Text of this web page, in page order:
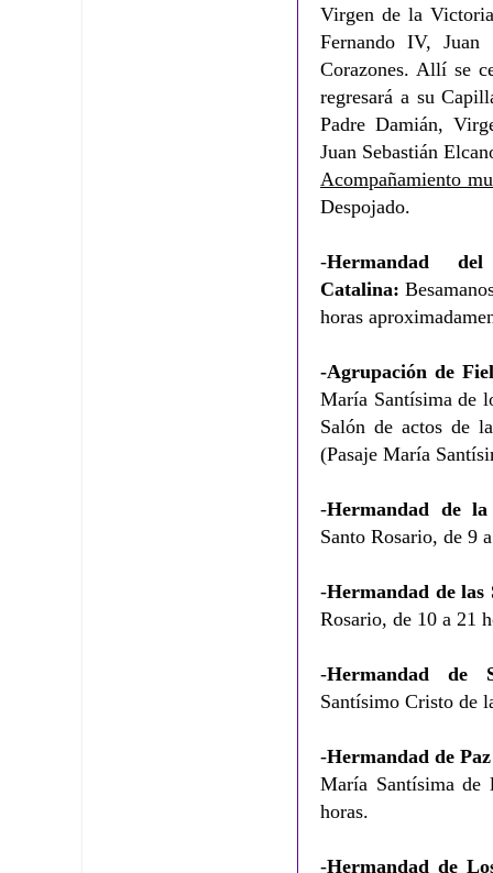
Virgen de la
Fernando IV, Juan
Corazones. Allí se
regresará a su
Padre Damián,
Juan Sebastián
Acompañamiento
Despojado.
-Hermandad
Catalina:
horas
-Agrupación de
María Santísima de
Salón de actos de
(Pasaje María
-Hermandad de
Santo Rosario, de 9
-Hermandad de las
Rosario, de 10 a 21
-Hermandad de
Santísimo Cristo de
-Hermandad de
María Santísima
horas.
-Hermandad de